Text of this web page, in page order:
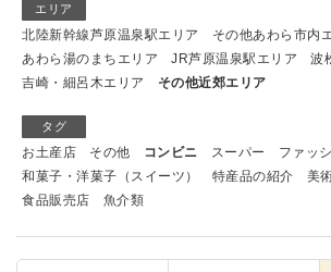
エリア
北陸新幹線芦原温泉駅エリア
その他あわら市内
あわら湯のまちエリア
JR芦原温泉駅エリア
波
吉崎・細呂木エリア
その他近郊エリア
タグ
お土産店 その他 コンビニ スーパー
ファッ
和菓子・洋菓子（スイーツ）
特産品の紹介 美
食品販売店
魚介類